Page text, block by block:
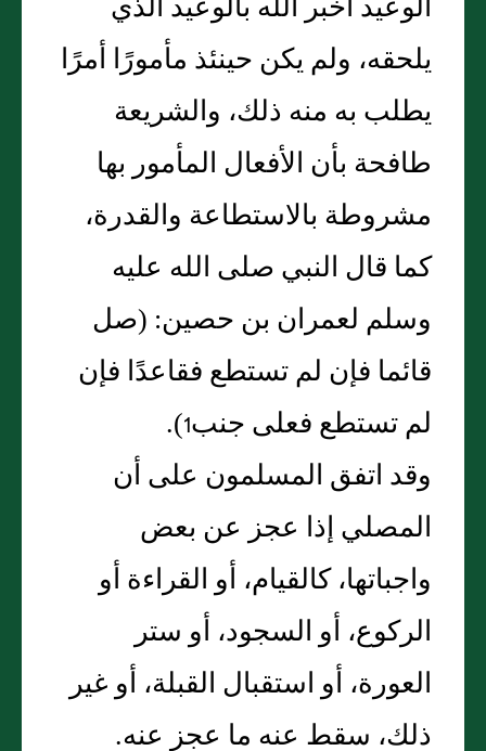
يلحقه، ولم يكن حينئذ مأمورًا أمرًا
يطلب به منه ذلك، والشريعة
طافحة بأن الأفعال المأمور بها
مشروطة بالاستطاعة والقدرة،
كما قال النبي صلى الله عليه
وسلم لعمران بن حصين‏:‏ ‏(‏صل
قائما فإن لم تستطع فقاعدًا فإن
لم تستطع فعلى جنب1‏)‏‏.‏
وقد اتفق المسلمون على أن
المصلي إذا عجز عن بعض
واجباتها، كالقيام، أو القراءة أو
الركوع، أو السجود، أو ستر
العورة، أو استقبال القبلة، أو غير
ذلك، سقط عنه ما عجز عنه‏.‏